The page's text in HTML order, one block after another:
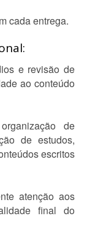
cada entrega.
e revisão de
ao conteúdo
de
de estudos,
escritos
atenção aos
final do